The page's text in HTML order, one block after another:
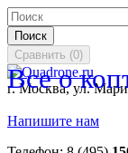
Поиск
Сравнить (0)
Все о
г. Москва, ул.
Напишите нам